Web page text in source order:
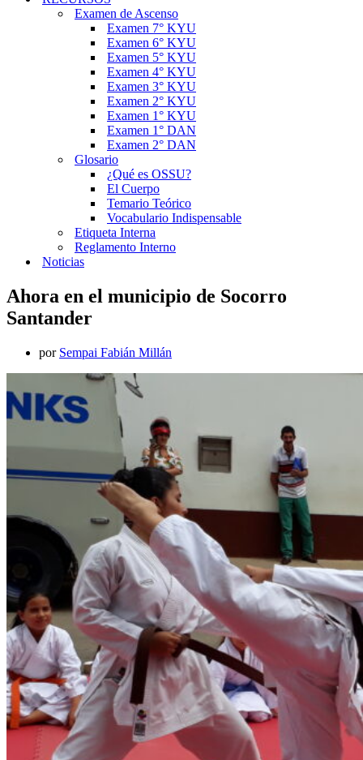
Examen de Ascenso
Examen 7° KYU
Examen 6° KYU
Examen 5° KYU
Examen 4° KYU
Examen 3° KYU
Examen 2° KYU
Examen 1° KYU
Examen 1° DAN
Examen 2° DAN
Glosario
¿Qué es OSSU?
El Cuerpo
Temario Teórico
Vocabulario Indispensable
Etiqueta Interna
Reglamento Interno
Noticias
Ahora en el municipio de Socorro
Santander
por Sempai Fabián Millán